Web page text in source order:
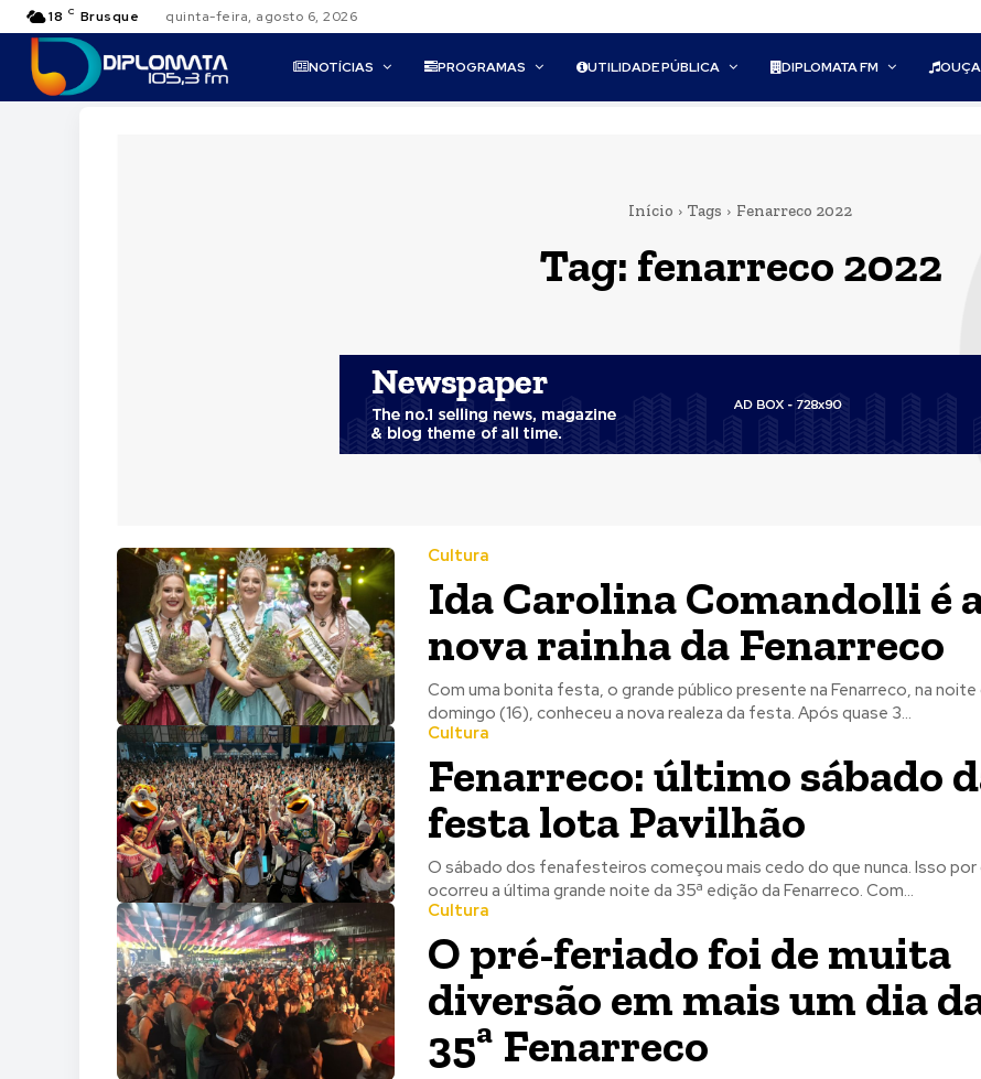
18 C Brusque quinta-feira, agosto 6, 2026
NOTÍCIAS PROGRAMAS UTILIDADE PÚBLICA DIPLOMATA FM
Início Tags Fenarreco 2022
Tag: fenarreco 2022
Cultura
Ida Carolina Comandolli é
nova rainha da Fenarreco
Com uma bonita festa, o grande público presente na Fenarreco, na
domingo (16), conheceu a nova realeza da festa. Após quase 3...
Cultura
Fenarreco: último sábado
festa lota Pavilhão
O sábado dos fenafesteiros começou mais cedo do que nunca. Isso por
ocorreu a última grande noite da 35ª edição da Fenarreco. Com...
Cultura
O pré-feriado foi de muita
diversão em mais um dia
35ª Fenarreco